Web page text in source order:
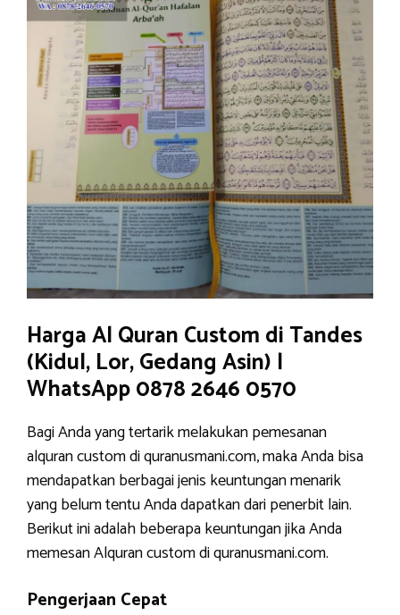
Harga Al Quran Custom di Tandes
(Kidul, Lor, Gedang Asin) |
WhatsApp 0878 2646 0570
Bagi Anda yang tertarik melakukan pemesanan
alquran custom di quranusmani.com, maka Anda bisa
mendapatkan berbagai jenis keuntungan menarik
yang belum tentu Anda dapatkan dari penerbit lain.
Berikut ini adalah beberapa keuntungan jika Anda
memesan Alquran custom di quranusmani.com.
Pengerjaan Cepat